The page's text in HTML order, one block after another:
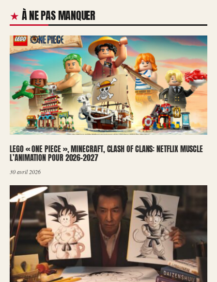
À NE PAS MANQUER
LEGO « ONE PIECE », MINECRAFT, CLASH OF CLANS: NETFLIX MUSCLE
L’ANIMATION POUR 2026-2027
30 avril 2026